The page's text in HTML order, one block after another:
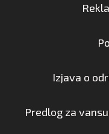
Izjava o
Predlog za